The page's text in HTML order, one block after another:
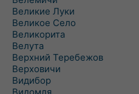
Великие Луки
Великое Село
Великорита
Велута
Верхний Теребежов
Верховичи
Видибор